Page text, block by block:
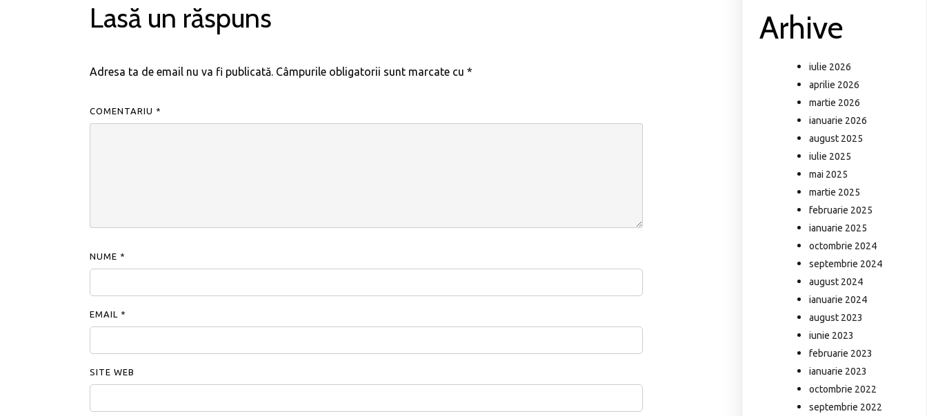
Lasă un răspuns
Adresa ta de email nu va fi publicată. Câmpurile obligatorii sunt marcate cu*
COMENTARIU *
NUME *
EMAIL *
SITE WEB
Arhive
iulie 2026
aprilie 2026
martie 2026
ianuarie 2026
august 2025
iulie 2025
mai 2025
martie 2025
februarie 2025
ianuarie 2025
octombrie 2024
septembrie 2024
august 2024
ianuarie 2024
august 2023
iunie 2023
februarie 2023
ianuarie 2023
octombrie 2022
septembrie 2022